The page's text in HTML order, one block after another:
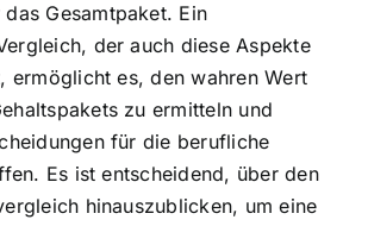
Gesamtpaket. Ein
der auch diese Aspekte
ermöglicht es, den wahren Wert
zu ermitteln und
für die berufliche
Es ist entscheidend, über den
hinauszublicken, um eine